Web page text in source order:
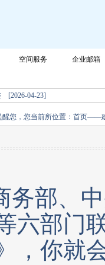
空间服务 企业邮箱
04-23]
您，您当前所位置： 首页——
务部、
六部门
，你就